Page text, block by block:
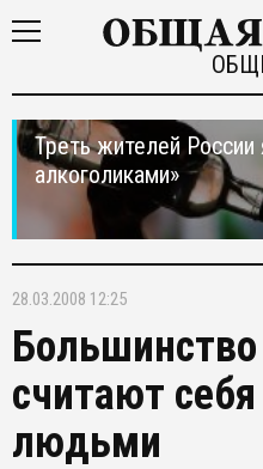
Треть жителей России
алкоголиками»
28.03.2008 12:25
Большинство
считают
людьми